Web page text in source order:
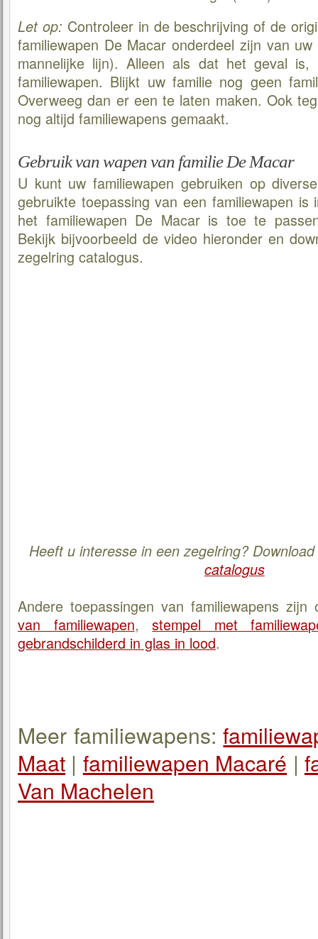
Let op: Controleer in de beschrijving of de
familiewapen De Macar onderdeel zijn van
mannelijke lijn). Alleen als dat het geval
familiewapen. Blijkt uw familie nog geen
Overweeg dan er een te laten maken. Ook
nog altijd familiewapens gemaakt.
Gebruik van wapen van familie De Macar
U kunt uw familiewapen gebruiken op
gebruikte toepassing van een familiewapen is
het familiewapen De Macar is toe te
Bekijk bijvoorbeeld de video hieronder en
zegelring catalogus.
Heeft u interesse in een zegelring?
catalogus
Andere toepassingen van familiewapens
van familiewapen,stempel met
gebrandschilderd in glas in lood.
Meer familiewapens:
Maat | familiewapen Macaré |
Van Machelen